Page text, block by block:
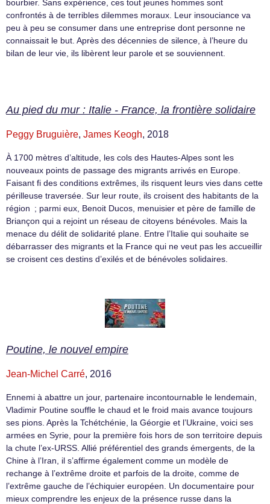
bourbier. Sans expérience, ces tout jeunes hommes sont
confrontés à de terribles dilemmes moraux. Leur insouciance va
peu à peu se consumer dans une entreprise dont personne ne
connaissait le but. Après des décennies de silence, à l’heure du
bilan de leur vie, ils libèrent leur parole et se souviennent.
Au pied du mur : Italie - France, la frontière solidaire
Peggy Bruguière, James Keogh, 2018
À 1700 mètres d’altitude, les cols des Hautes-Alpes sont les
nouveaux points de passage des migrants arrivés en Europe.
Faisant fi des conditions extrêmes, ils risquent leurs vies dans cette
périlleuse traversée. Sur leur route, ils croisent des habitants de la
région ; parmi eux, Benoit Ducos, menuisier et père de famille de
Briançon qui a rejoint un réseau de citoyens bénévoles. Mais la
menace du délit de solidarité plane. Entre l’Italie qui souhaite se
débarrasser des migrants et la France qui ne veut pas les accueillir
se croisent ces destins d’exilés et de bénévoles solidaires.
Poutine, le nouvel empire
Jean-Michel Carré, 2016
Ennemi à abattre un jour, partenaire incontournable le lendemain,
Vladimir Poutine souffle le chaud et le froid mais avance toujours
ses pions. Après la Tchétchénie, la Géorgie et l’Ukraine, voici ses
armées en Syrie, pour la première fois hors de son territoire depuis
la chute l’ex-URSS. Allié préférentiel des grands émergents, de la
Chine à l’Iran, il s’affirme également comme un modèle de
rechange à l’extrême droite et parfois de la droite, comme de
l’extrême gauche de l’échiquier européen. Un documentaire pour
mieux comprendre les enjeux de la présence russe dans la